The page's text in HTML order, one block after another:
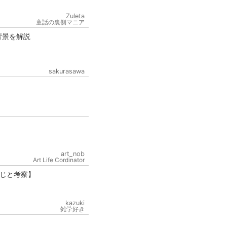
Zuleta
童話の裏側マニア
を解説
sakurasawa
art_nob
Art Life Cordinator
と考察】
kazuki
雑学好き